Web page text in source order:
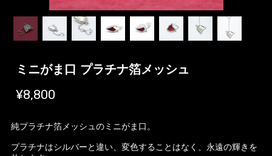
ミニがま口 プラチナ箔メッシュ
¥8,800
純プラチナ箔メッシュのミニがま口。
プラチナはシルバーと違い、変色することはなく、永遠の輝きを